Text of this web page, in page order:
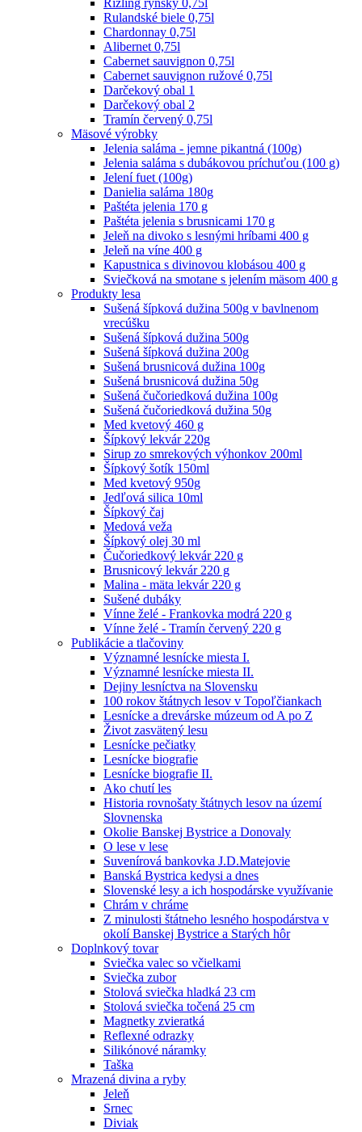
Rulandské biele 0,75l
Chardonnay 0,75l
Alibernet 0,75l
Cabernet sauvignon 0,75l
Cabernet sauvignon ružové 0,75l
Darčekový obal 1
Darčekový obal 2
Tramín červený 0,75l
Mäsové výrobky
Jelenia saláma - jemne pikantná (100g)
Jelenia saláma s dubákovou príchuťou (100 g)
Jelení fuet (100g)
Danielia saláma 180g
Paštéta jelenia 170 g
Paštéta jelenia s brusnicami 170 g
Jeleň na divoko s lesnými hríbami 400 g
Jeleň na víne 400 g
Kapustnica s divinovou klobásou 400 g
Sviečková na smotane s jelením mäsom 400 g
Produkty lesa
Sušená šípková dužina 500g v bavlnenom
vrecúšku
Sušená šípková dužina 500g
Sušená šípková dužina 200g
Sušená brusnicová dužina 100g
Sušená brusnicová dužina 50g
Sušená čučoriedková dužina 100g
Sušená čučoriedková dužina 50g
Med kvetový 460 g
Šípkový lekvár 220g
Sirup zo smrekových výhonkov 200ml
Šípkový šotík 150ml
Med kvetový 950g
Jedľová silica 10ml
Šípkový čaj
Medová veža
Šípkový olej 30 ml
Čučoriedkový lekvár 220 g
Brusnicový lekvár 220 g
Malina - mäta lekvár 220 g
Sušené dubáky
Vínne želé - Frankovka modrá 220 g
Vínne želé - Tramín červený 220 g
Publikácie a tlačoviny
Významné lesnícke miesta I.
Významné lesnícke miesta II.
Dejiny lesníctva na Slovensku
100 rokov štátnych lesov v Topoľčiankach
Lesnícke a drevárske múzeum od A po Z
Život zasvätený lesu
Lesnícke pečiatky
Lesnícke biografie
Lesnícke biografie II.
Ako chutí les
Historia rovnošaty štátnych lesov na území
Slovnenska
Okolie Banskej Bystrice a Donovaly
O lese v lese
Suvenírová bankovka J.D.Matejovie
Banská Bystrica kedysi a dnes
Slovenské lesy a ich hospodárske využívanie
Chrám v chráme
Z minulosti štátneho lesného hospodárstva v
okolí Banskej Bystrice a Starých hôr
Doplnkový tovar
Sviečka valec so včielkami
Sviečka zubor
Stolová sviečka hladká 23 cm
Stolová sviečka točená 25 cm
Magnetky zvieratká
Reflexné odrazky
Silikónové náramky
Taška
Mrazená divina a ryby
Jeleň
Srnec
Diviak